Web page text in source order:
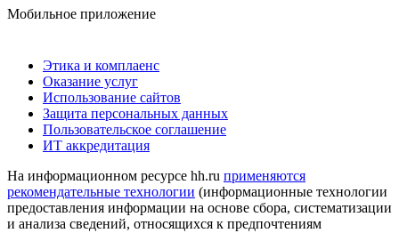
Мобильное приложение
Этика и комплаенс
Оказание услуг
Использование сайтов
Защита персональных данных
Пользовательское соглашение
ИТ аккредитация
На информационном ресурсе hh.ru применяются
рекомендательные технологии (информационные технологии
предоставления информации на основе сбора, систематизации
и анализа сведений, относящихся к предпочтениям